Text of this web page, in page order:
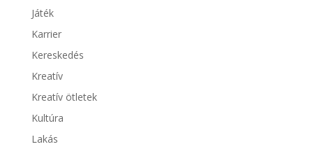
Játék
Karrier
Kereskedés
Kreatív
Kreatív ötletek
Kultúra
Lakás